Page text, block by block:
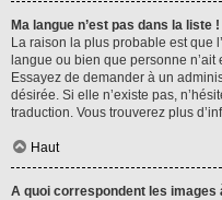
Ma langue n’est pas dans la liste !
La raison la plus probable est que
langue ou bien que personne
Essayez de demander à un
désirée. Si elle n’existe pas,
traduction. Vous trouverez plus
Haut
A quoi correspondent les images